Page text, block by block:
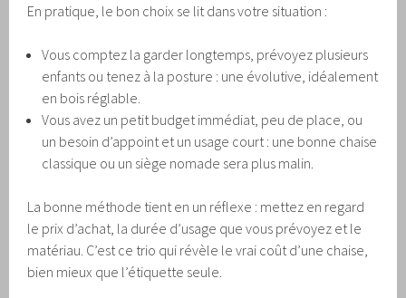
En pratique, le bon choix se lit dans votre situation :
Vous comptez la garder longtemps, prévoyez plusieurs
enfants ou tenez à la posture : une évolutive, idéalement
en bois réglable.
Vous avez un petit budget immédiat, peu de place, ou
un besoin d’appoint et un usage court : une bonne chaise
classique ou un siège nomade sera plus malin.
La bonne méthode tient en un réflexe : mettez en regard
le prix d’achat, la durée d’usage que vous prévoyez et le
matériau. C’est ce trio qui révèle le vrai coût d’une chaise,
bien mieux que l’étiquette seule.